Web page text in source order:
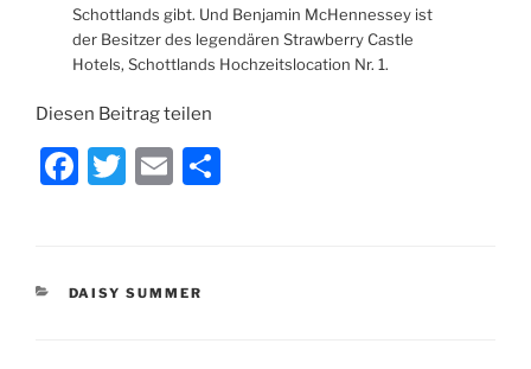
Schottlands gibt. Und Benjamin McHennessey ist
der Besitzer des legendären Strawberry Castle
Hotels, Schottlands Hochzeitslocation Nr. 1.
Diesen Beitrag teilen
F
e
T
er
E
l
KATEGORIEN
DAISY SUMMER